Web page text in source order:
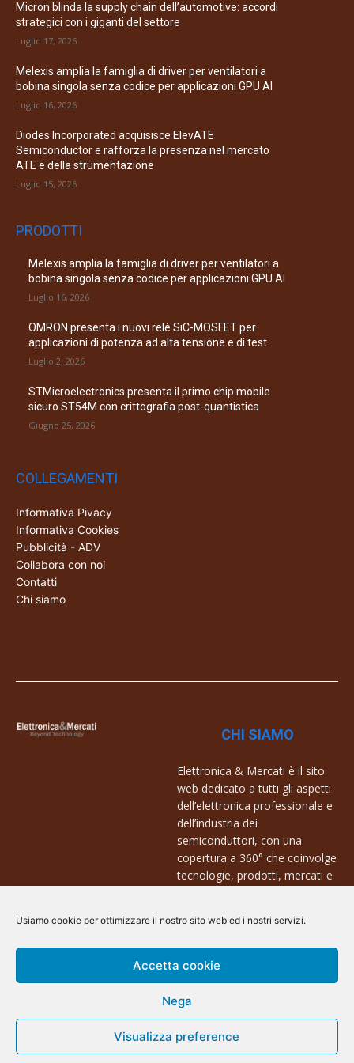
Usiamo cookie per ottimizzare il nostro sito web ed i nostri servizi.
Accetta cookie
Nega
Visualizza preference
Micron blinda la supply chain dell’automotive: accordi
strategici con i giganti del settore
Luglio 17, 2026
Melexis amplia la famiglia di driver per ventilatori a
bobina singola senza codice per applicazioni GPU AI
Luglio 16, 2026
Diodes Incorporated acquisisce ElevATE
Semiconductor e rafforza la presenza nel mercato
ATE e della strumentazione
Luglio 15, 2026
PRODOTTI
Melexis amplia la famiglia di driver per ventilatori a
bobina singola senza codice per applicazioni GPU AI
Luglio 16, 2026
OMRON presenta i nuovi relè SiC-MOSFET per
applicazioni di potenza ad alta tensione e di test
Luglio 2, 2026
STMicroelectronics presenta il primo chip mobile
sicuro ST54M con crittografia post-quantistica
Giugno 25, 2026
COLLEGAMENTI
Informativa Pivacy
Informativa Cookies
Pubblicità - ADV
Collabora con noi
Contatti
Chi siamo
CHI SIAMO
Elettronica & Mercati è il sito
web dedicato a tutti gli aspetti
dell’elettronica professionale e
dell’industria dei
semiconduttori, con una
copertura a 360° che coinvolge
tecnologie, prodotti, mercati e
Contatti:
info@arscommunication.it
@ArsCommunication 2023